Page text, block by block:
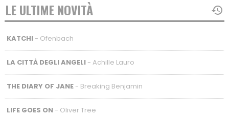
LE ULTIME NOVITÀ
KATCHI- Ofenbach
LA CITTÀ DEGLI ANGELI- Achille Lauro
THE DIARY OF JANE- Breaking Benjamin
LIFE GOES ON- Oliver Tree